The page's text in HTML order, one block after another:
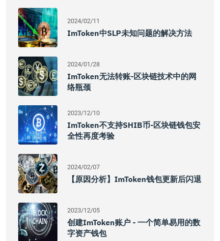
2024/02/11
ImToken中SLP未知问题的解决方法
2024/01/28
ImToken无法转账-区块链技术中的网
络瓶颈
2023/12/10
ImToken不支持SHIB币-区块链钱包安
全性再度考验
2024/02/07
【原因分析】imToken钱包更新后闪退
2023/12/05
创建imToken账户 - 一个简单易用的数
字资产钱包